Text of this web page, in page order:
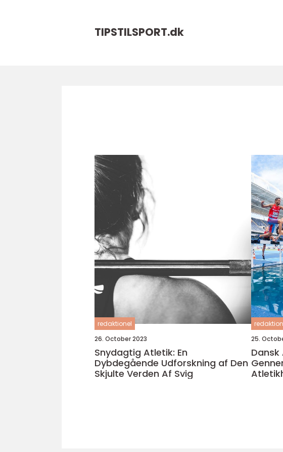
TIPSTILSPORT.dk
redaktionel
26. October 2023
Snydagtig Atletik: En
Dybdegående Udforskning af Den
Skjulte Verden Af Svig
25.
Dansk